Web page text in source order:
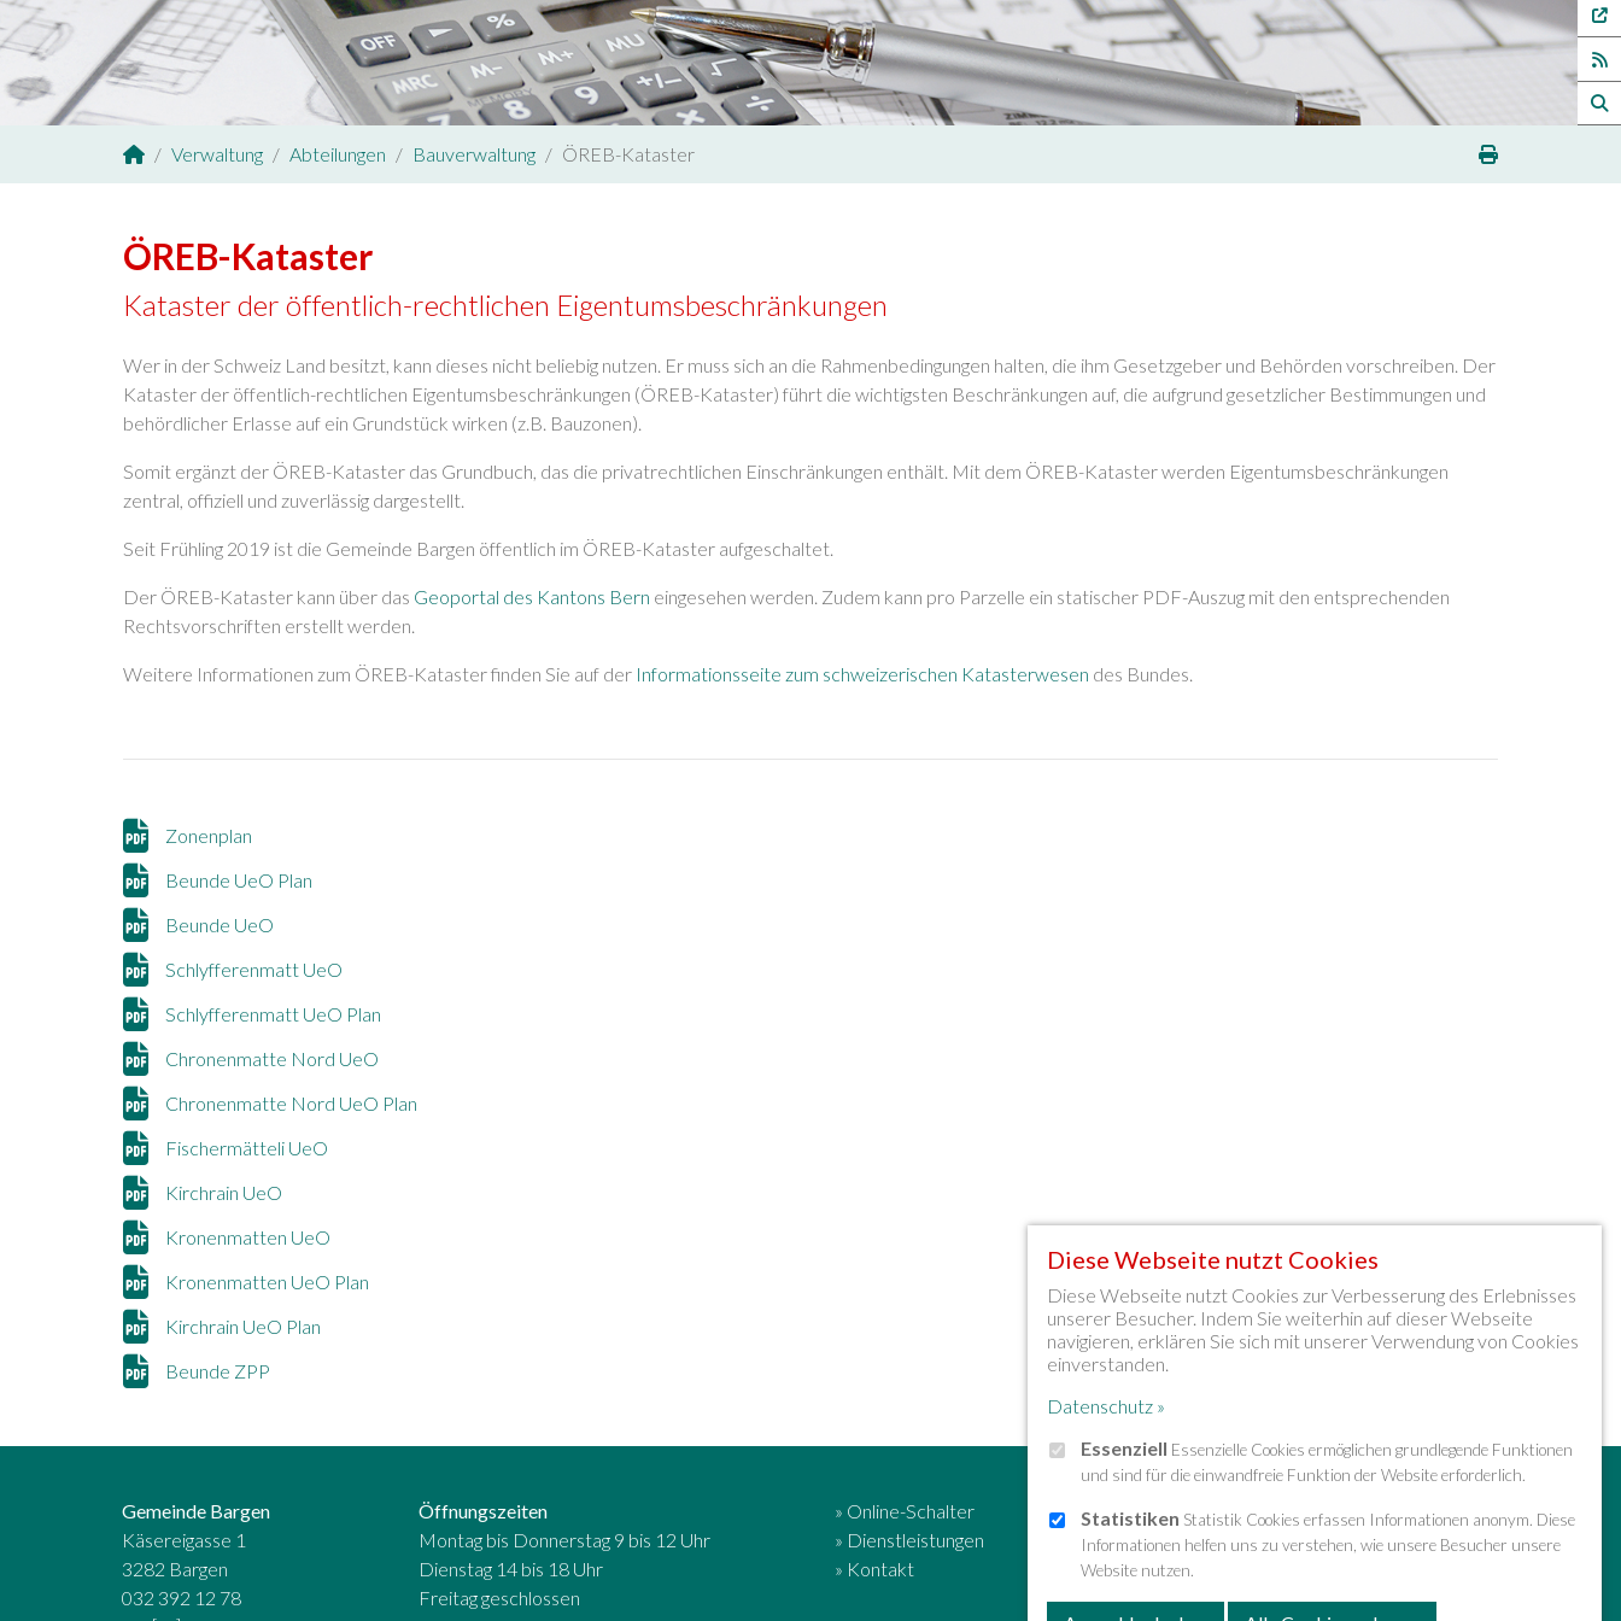
Diese Webseite nutzt Cookies
Diese Webseite nutzt Cookies zur Verbesserung des Erlebnisses
unserer Besucher. Indem Sie weiterhin auf dieser Webseite
navigieren, erklären Sie sich mit unserer Verwendung von Cookies
einverstanden.
Datenschutz »
Essenziell Essenzielle Cookies ermöglichen grundlegende Funktionen
und sind für die einwandfreie Funktion der Website erforderlich.
Statistiken Statistik Cookies erfassen Informationen anonym. Diese
Informationen helfen uns zu verstehen, wie unsere Besucher unsere
Website nutzen.
Sie sind hier:
Verwaltung Abteilungen Bauverwaltung ÖREB-Kataster
ÖREB-Kataster
Kataster der öffentlich-rechtlichen Eigentumsbeschränkungen
Wer in der Schweiz Land besitzt, kann dieses nicht beliebig nutzen. Er muss sich an die Rahmenbedingungen halten, die ihm Gesetzgeber und Behörden vorschreiben. Der
Kataster der öffentlich-rechtlichen Eigentumsbeschränkungen (ÖREB-Kataster) führt die wichtigsten Beschränkungen auf, die aufgrund gesetzlicher Bestimmungen und
behördlicher Erlasse auf ein Grundstück wirken (z.B. Bauzonen).
Somit ergänzt der ÖREB-Kataster das Grundbuch, das die privatrechtlichen Einschränkungen enthält. Mit dem ÖREB-Kataster werden Eigentumsbeschränkungen
zentral, offiziell und zuverlässig dargestellt.
Seit Frühling 2019 ist die Gemeinde Bargen öffentlich im ÖREB-Kataster aufgeschaltet.
Der ÖREB-Kataster kann über das Geoportal des Kantons Bern eingesehen werden. Zudem kann pro Parzelle ein statischer PDF-Auszug mit den entsprechenden
Rechtsvorschriften erstellt werden.
Weitere Informationen zum ÖREB-Kataster finden Sie auf der Informationsseite zum schweizerischen Katasterwesen des Bundes.
Zonenplan
Beunde UeO Plan
Beunde UeO
Schlyfferenmatt UeO
Schlyfferenmatt UeO Plan
Chronenmatte Nord UeO
Chronenmatte Nord UeO Plan
Fischermätteli UeO
Kirchrain UeO
Kronenmatten UeO
Kronenmatten UeO Plan
Kirchrain UeO Plan
Beunde ZPP
Gemeinde Bargen
Käsereigasse 1
3282 Bargen
032 392 12 78
Öffnungszeiten
Montag bis Donnerstag 9 bis 12 Uhr
Dienstag 14 bis 18 Uhr
Freitag geschlossen
» Online-Schalter
» Dienstleistungen
» Kontakt
» Sitemap » Impressum & Datenschutz